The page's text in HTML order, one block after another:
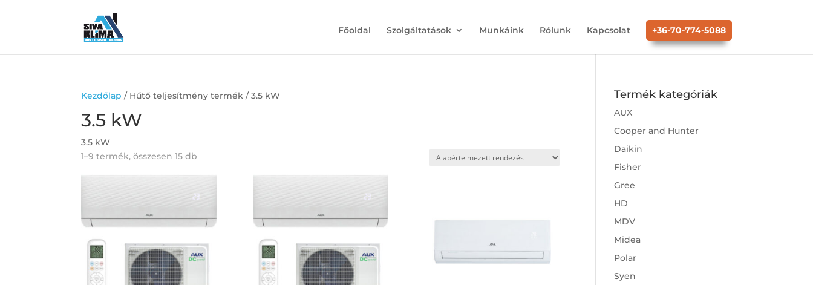
Főoldal Szolgáltatások Munkáink Rólunk Kapcsolat +36-70-774-5088
Kezdőlap / Hűtő teljesítmény termék / 3.5 kW
3.5 kW
3.5 kW
1–9 termék, összesen 15 db
Termék kategóriák
AUX
Cooper and Hunter
Daikin
Fisher
Gree
HD
MDV
Midea
Polar
Syen